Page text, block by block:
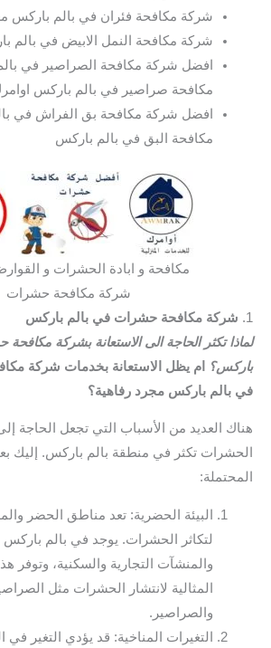
شركة مكافحة فئران في بالم باركس
شركة مكافحة النمل الابيض في بالم
افضل شركة مكافحة الصراصير في
مكافحة صراصير في بالم باركس
افضل شركة مكافحة بق الفراش في
مكافحة البق في بالم باركس
مكافحة و ابادة الحشرات و
شركة مكافحة حشرات
1.
شركة مكافحة حشرات في بالم باركس
لماذا تكثر الحاجة الى الاستعانة بشركة
باركس؟
ام يظل الاستعانة بخدمات شركة
في بالم باركس مجرد رفاهية؟
هناك العديد من الأسباب التي تجعل الحاجة
الحشرات تكثر في منطقة بالم باركس. إليك
المحتملة:
البيئة الحضرية: تعد مناطق الحضر
لتكاثر الحشرات. يوجد في بالم باركس
والمنشآت التجارية والسكنية، وتوفر
المثالية لانتشار الحشرات مثل
والصراصير.
التغيرات المناخية: قد يؤدي التغير في